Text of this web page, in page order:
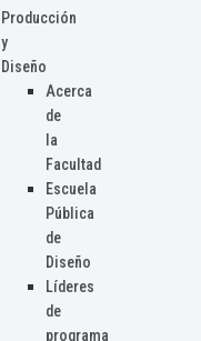
Producción
y
Diseño
Acerca
de
la
Facultad
Escuela
Pública
de
Diseño
Líderes
de
programa